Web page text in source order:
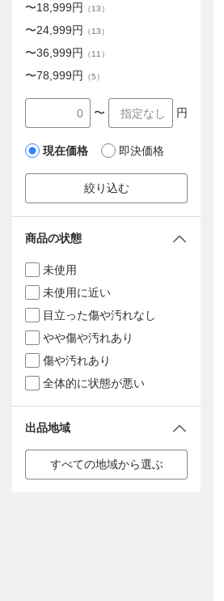
〜18,999円 （13）
〜24,999円 （13）
〜36,999円 （11 ）
〜78,999円 （5）
〜 円
現在価格 即決価格
絞り込む
商品の状態
未使用
未使用に近い
目立った傷や汚れなし
やや傷や汚れあり
傷や汚れあり
全体的に状態が悪い
出品地域
すべての地域から選ぶ